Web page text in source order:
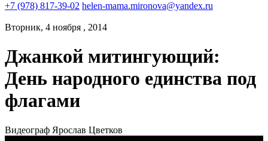
+7 (978) 817-39-02 helen-mama.mironova@yandex.ru
Вторник, 4 ноября , 2014
Джанкой митингующий:
День народного единства под
флагами
Видеограф Ярослав Цветков